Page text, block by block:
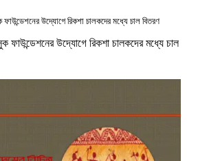
ফাউন্ডেশনের উদ্যোগে রিকশা চালকদের মধ্যে চাল